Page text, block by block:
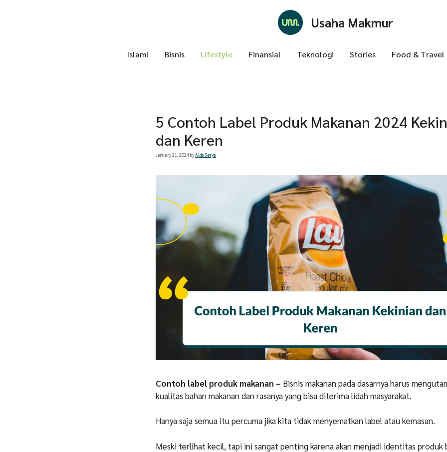
Usaha Makmur
Islami Bisnis Lifestyle Finansial Teknologi Stories Food & Travel
5 Contoh Label Produk Makanan 2024
dan Keren
January 21, 2024byAlda Setya
Contoh label produk makanan – Bisnis makanan pada dasarnya harus
kualitas bahan makanan dan rasanya yang bisa diterima lidah masyarakat.
Hanya saja semua itu percuma jika kita tidak menyematkan label atau kemasan.
Meski terlihat kecil, tapi ini sangat penting karena akan menjadi identitas produk